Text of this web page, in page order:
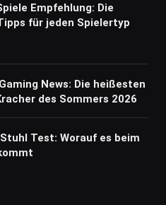
Empfehlung: Die
für jeden Spielertyp
News: Die heißesten
des Sommers 2026
Test: Worauf es beim